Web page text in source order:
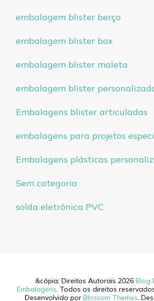
embalagem blister berço
embalagem blister box
embalagem blister maleta
embalagem blister
Embalagens blister articuladas
embalagens para projetos
Embalagens plásticas
Sem categoria
solda eletrônica PVC
&cópia; Direitos Autorais 2026 Blog
Embalagens. Todos os direitos
Desenvolvido por Blossom Themes.